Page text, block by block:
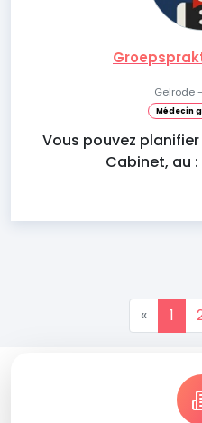
Gelrode
Médecin
Vous pouvez
Cabinet, au :
« 1